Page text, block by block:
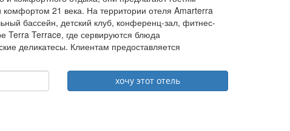
комфортом 21 века. На территории отеля Amarterra
бассейн, детский клуб, конференц-зал, фитнес-
Terra Terrace, где сервируются блюда
деликатесы. Клиентам предоставляется